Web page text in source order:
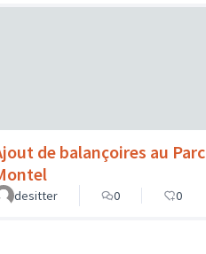
de balançoires au Parc
desitter
0 0